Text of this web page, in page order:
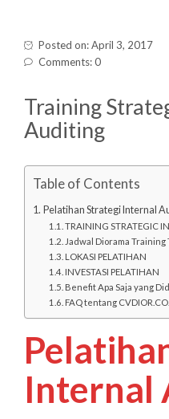
Posted on: April 3, 2017
Comments: 0
Training
Auditing
Table of Contents
Pelatihan Strategi Internal
TRAINING STRATEGIC
Jadwal Diorama Training
LOKASI PELATIHAN
INVESTASI PELATIHAN
Benefit Apa Saja yang
FAQ tentang
Internal